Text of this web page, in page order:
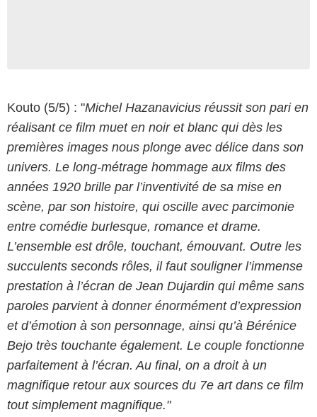
Kouto (5/5) : "Michel Hazanavicius réussit son pari en
réalisant ce film muet en noir et blanc qui dès les
premières images nous plonge avec délice dans son
univers. Le long-métrage hommage aux films des
années 1920 brille par l’inventivité de sa mise en
scène, par son histoire, qui oscille avec parcimonie
entre comédie burlesque, romance et drame.
L’ensemble est drôle, touchant, émouvant. Outre les
succulents seconds rôles, il faut souligner l’immense
prestation à l’écran de Jean Dujardin qui même sans
paroles parvient à donner énormément d’expression
et d’émotion à son personnage, ainsi qu’à Bérénice
Bejo très touchante également. Le couple fonctionne
parfaitement à l’écran. Au final, on a droit à un
magnifique retour aux sources du 7e art dans ce film
tout simplement magnifique."